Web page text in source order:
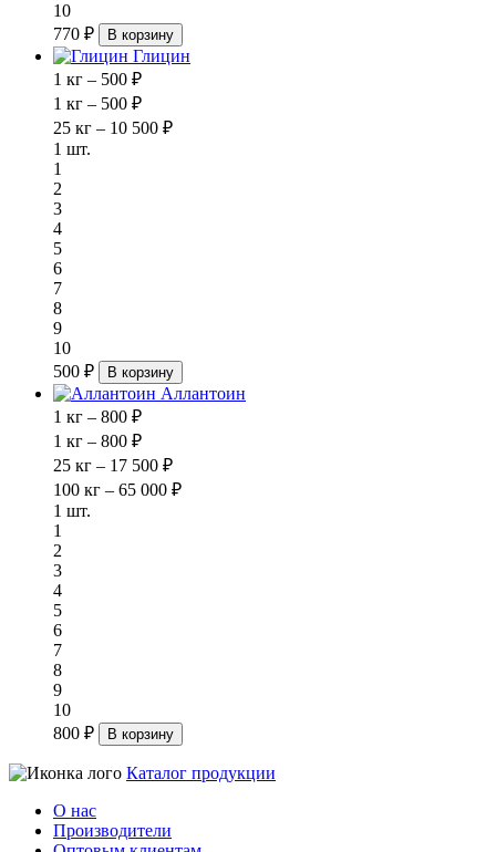
10
770 ₽
В корзину
Глицин
1 кг – 500 ₽
1 кг – 500 ₽
25 кг – 10 500 ₽
1 шт.
1
2
3
4
5
6
7
8
9
10
500 ₽
В корзину
Аллантоин
1 кг – 800 ₽
1 кг – 800 ₽
25 кг – 17 500 ₽
100 кг – 65 000 ₽
1 шт.
1
2
3
4
5
6
7
8
9
10
800 ₽
В корзину
Каталог продукции
О нас
Производители